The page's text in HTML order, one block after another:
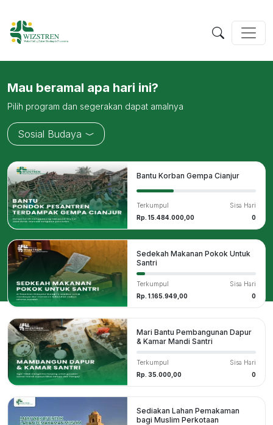
Mau beramal apa hari ini?
Pilih program dan segerakan dapat amalnya
Sosial Budaya
Bantu Korban Gempa Cianjur
Terkumpul
Rp. 15.484.000,00
Sisa Hari
0
Sedekah Makanan Pokok Untuk
Santri
Terkumpul
Rp. 1.165.949,00
Sisa Hari
0
Mari Bantu Pembangunan Dapur
& Kamar Mandi Santri
Terkumpul
Rp. 35.000,00
Sisa Hari
0
Sediakan Lahan Pemakaman
bagi Muslim Perkotaan